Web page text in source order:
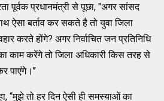
पूर्वक प्रधानमंत्री से पूछा, "अगर सांसद
ऐसा बर्ताव कर सकते है तो युवा जिला
करते होंगे? अगर निर्वाचित जन प्रतिनिधि
काम करेंगे तो जिला अधिकारी किस तरह से
पाएंगे।’’
‘‘मुझे तो हर दिन ऐसी ही समस्याओं का